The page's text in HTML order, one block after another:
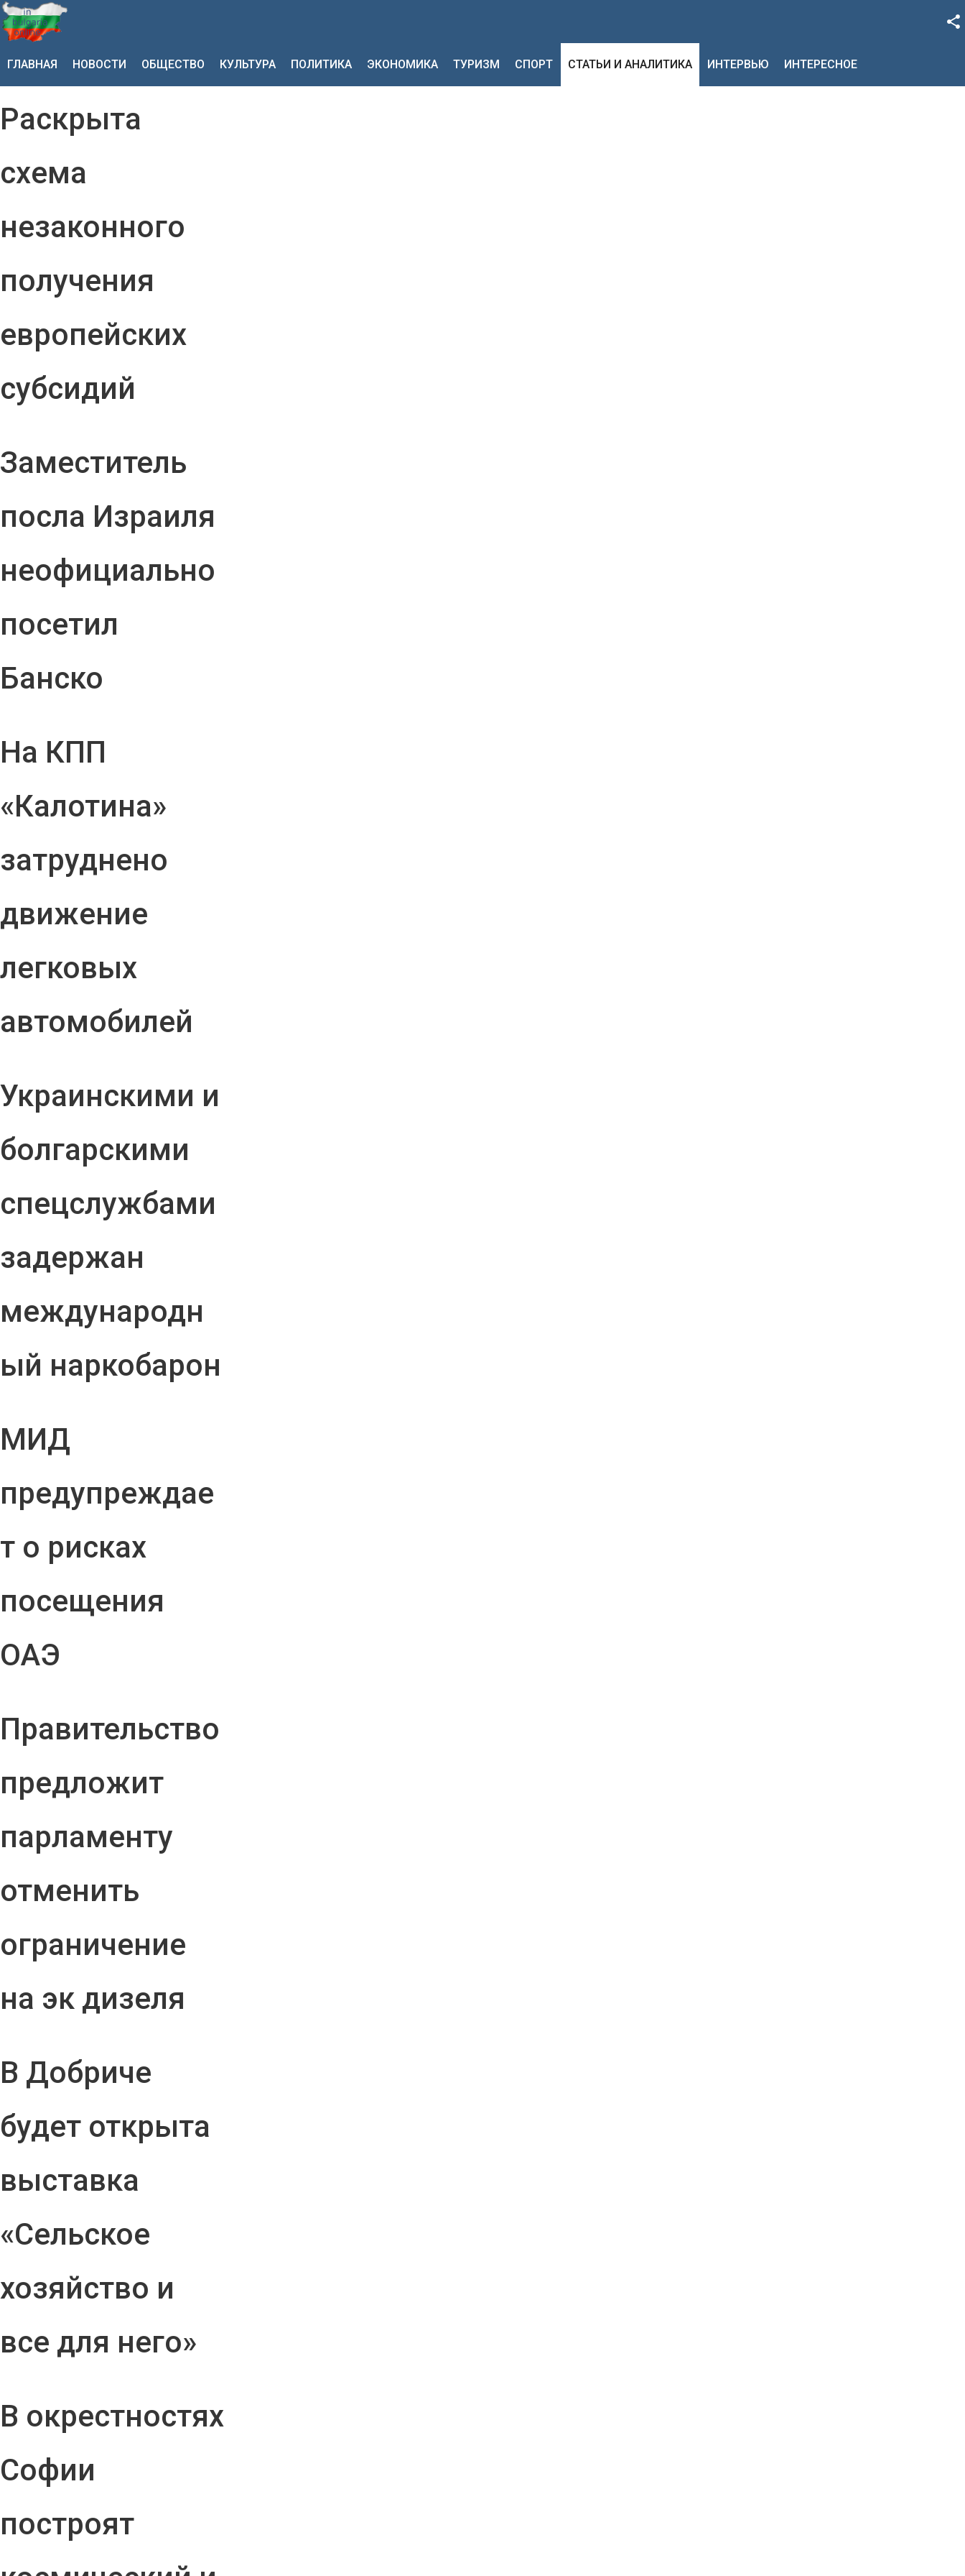
Google+
ГЛАВНАЯ НОВОСТИ ОБЩЕСТВО КУЛЬТУРА ПОЛИТИКА ЭКОНОМИКА ТУРИЗМ СПОРТ СТАТЬИ И АНАЛИТИКА ИНТЕРВЬЮ ИНТЕРЕСНОЕ
Раскрыта
схема
незаконного
получения
европейских
субсидий
Заместитель
посла Израиля
неофициально
посетил
Банско
На КПП
«Калотина»
затруднено
движение
легковых
автомобилей
Украинскими и
болгарскими
спецслужбами
задержан
международн
ый наркобарон
МИД
предупреждае
т о рисках
посещения
ОАЭ
Правительство
предложит
парламенту
отменить
ограничение
на эк дизеля
В Добриче
будет открыта
выставка
«Сельское
хозяйство и
все для него»
В окрестностях
Софии
построят